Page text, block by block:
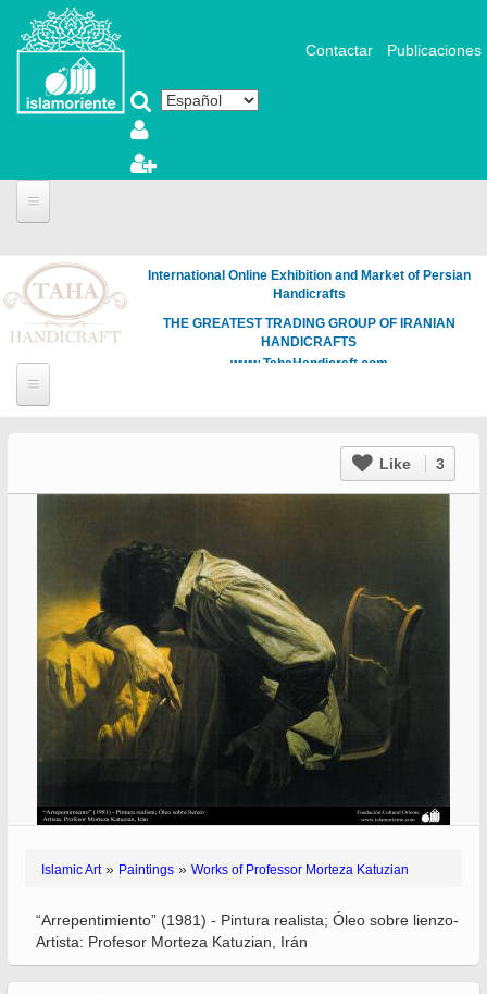
Pasar al contenido principal
Contactar Publicaciones
International Online Exhibition and Market of Persian
Handicrafts
THE GREATEST TRADING GROUP OF IRANIAN
HANDICRAFTS
www.TahaHandicraft.com
Like 3
Islamic Art» Paintings » Works of Professor Morteza Katuzian
“Arrepentimiento” (1981) - Pintura realista; Óleo sobre lienzo-
Artista: Profesor Morteza Katuzian, Irán